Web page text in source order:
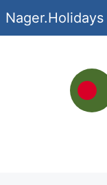
Nager.Holidays